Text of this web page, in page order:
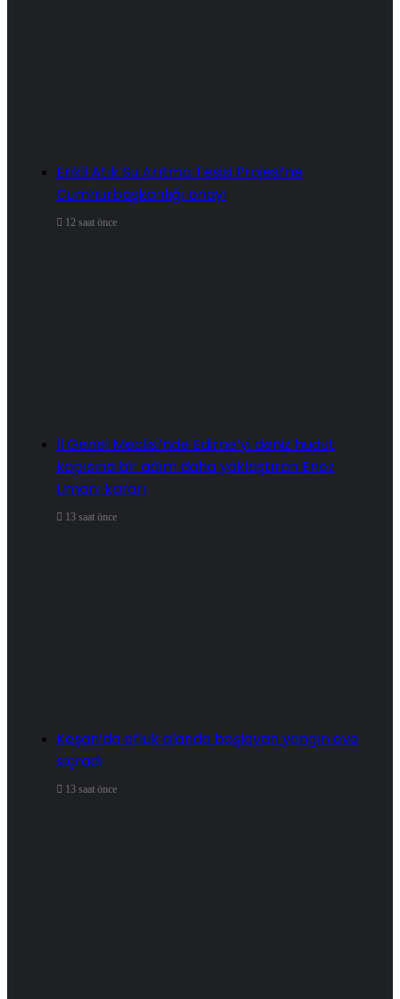
Erikli Atık Su Arıtma Tesisi Projesi’ne
Cumhurbaşkanlığı onayı
12 saat önce
İl Genel Meclisi’nde Edirne’yi deniz hudut
kapısına bir adım daha yaklaştıran Enez
Limanı kararı
13 saat önce
Keşan’da otluk alanda başlayan yangın eve
sıçradı
13 saat önce